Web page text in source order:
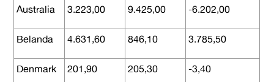
Australia 3.223,00 9.425,00 -6.202,00
Belanda 4.631,60 846,10 3.785,50
Denmark 201,90 205,30 -3,40